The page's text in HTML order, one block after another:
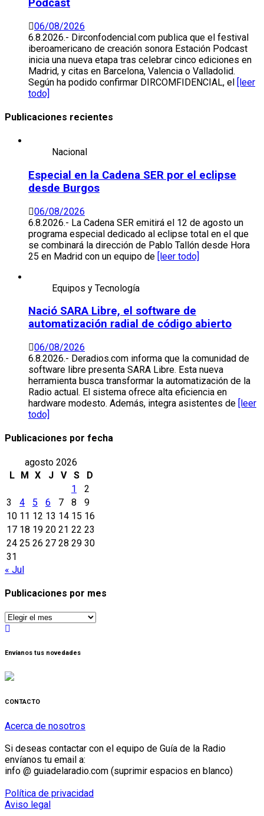
Podcast
06/08/2026
6.8.2026.- Dirconfodencial.com publica que el festival
iberoamericano de creación sonora Estación Podcast
inicia una nueva etapa tras celebrar cinco ediciones en
Madrid, y citas en Barcelona, Valencia o Valladolid.
Según ha podido confirmar DIRCOMFIDENCIAL, el [leer
todo]
Publicaciones recientes
Nacional
Especial en la Cadena SER por el eclipse
desde Burgos
06/08/2026
6.8.2026.- La Cadena SER emitirá el 12 de agosto un
programa especial dedicado al eclipse total en el que
se combinará la dirección de Pablo Tallón desde Hora
25 en Madrid con un equipo de [leer todo]
Equipos y Tecnología
Nació SARA Libre, el software de
automatización radial de código abierto
06/08/2026
6.8.2026.- Deradios.com informa que la comunidad de
software libre presenta SARA Libre. Esta nueva
herramienta busca transformar la automatización de la
Radio actual. El sistema ofrece alta eficiencia en
hardware modesto. Además, integra asistentes de [leer
todo]
Publicaciones por fecha
agosto 2026
L
M X J V S
D
1
2
3
4 5 6 7 8
9
10 11 12 13 14 15 16
17 18 19 20 21 22 23
24 25 26 27 28 29 30
31
« Jul
Publicaciones por mes
Publicaciones
por
Envíanos tus novedades
CONTACTO
Acerca de nosotros
Si deseas contactar con el equipo de Guía de la Radio
envíanos tu email a:
info @ guiadelaradio.com (suprimir espacios en blanco)
Política de privacidad
Aviso legal